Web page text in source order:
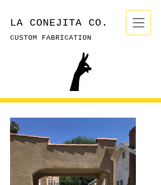
LA CONEJITA CO.
CUSTOM FABRICATION